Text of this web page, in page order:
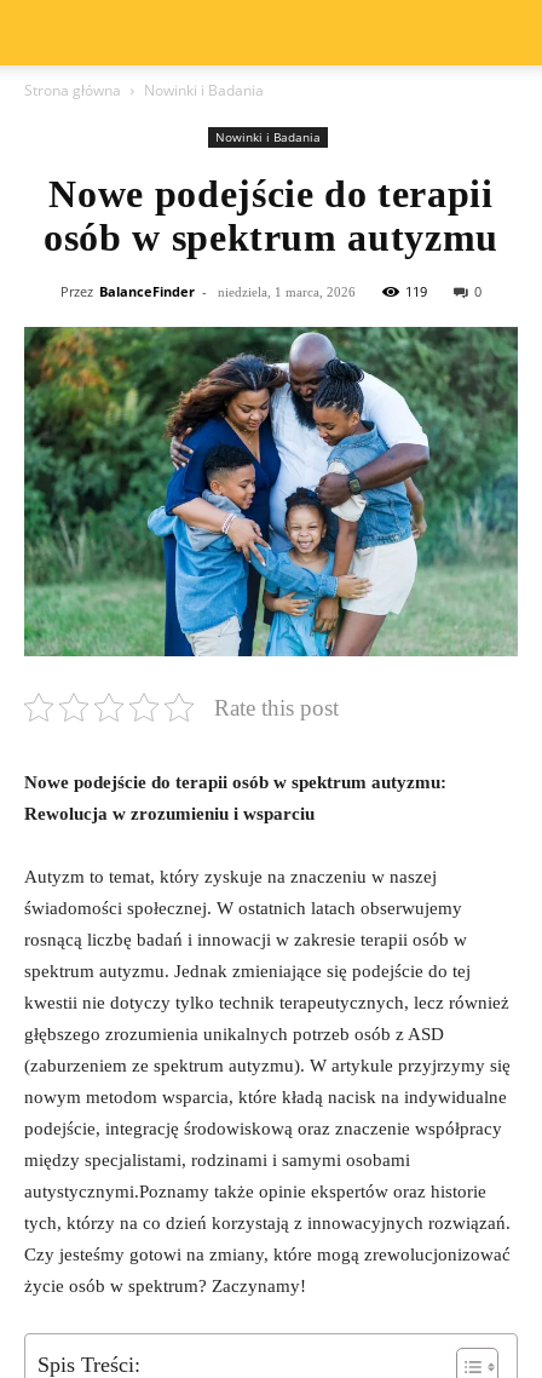
Strona główna Nowinki i Badania
Nowinki i Badania
Nowe podejście do terapii
osób w spektrum autyzmu
Przez BalanceFinder - niedziela, 1 marca, 2026 119 0
Rate this post
Nowe podejście do terapii osób w spektrum autyzmu:
Rewolucja w zrozumieniu i wsparciu
Autyzm to temat, który zyskuje na znaczeniu w naszej
świadomości społecznej. W ostatnich latach obserwujemy
rosnącą liczbę badań i innowacji w zakresie terapii osób w
spektrum autyzmu. Jednak zmieniające się podejście do tej
kwestii nie dotyczy tylko technik terapeutycznych, lecz również
głębszego zrozumienia unikalnych potrzeb osób z ASD
(zaburzeniem ze spektrum autyzmu). W artykule przyjrzymy się
nowym metodom wsparcia, które kładą nacisk na indywidualne
podejście, integrację środowiskową oraz znaczenie współpracy
między specjalistami, rodzinami i samymi osobami
autystycznymi.Poznamy także opinie ekspertów oraz historie
tych, którzy na co dzień korzystają z innowacyjnych rozwiązań.
Czy jesteśmy gotowi na zmiany, które mogą zrewolucjonizować
życie osób w spektrum? Zaczynamy!
Spis Treści: